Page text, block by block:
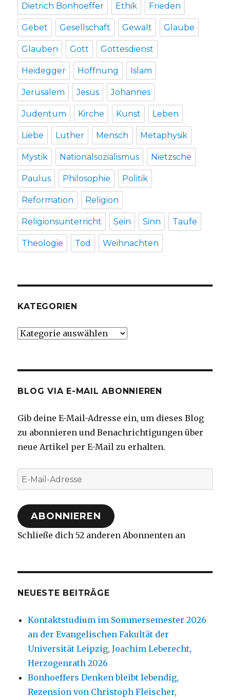
Dietrich Bonhoeffer Ethik Frieden
Gebet Gesellschaft Gewalt Glaube
Glauben Gott Gottesdienst
Heidegger Hoffnung Islam
Jerusalem Jesus Johannes
Judentum Kirche Kunst Leben
Liebe Luther Mensch Metaphysik
Mystik Nationalsozialismus Nietzsche
Paulus Philosophie Politik
Reformation Religion
Religionsunterricht Sein Sinn Taufe
Theologie Tod Weihnachten
KATEGORIEN
Kategorien
BLOG VIA E-MAIL ABONNIEREN
Gib deine E-Mail-Adresse ein, um dieses Blog
zu abonnieren und Benachrichtigungen über
neue Artikel per E-Mail zu erhalten.
E-
Mail-
Adresse
ABONNIEREN
Schließe dich 52 anderen Abonnenten an
NEUESTE BEITRÄGE
Kontaktstudium im Sommersemester 2026
an der Evangelischen Fakultät der
Universität Leipzig, Joachim Leberecht,
Herzogenrath 2026
Bonhoeffers Denken bleibt lebendig,
Rezension von Christoph Fleischer,